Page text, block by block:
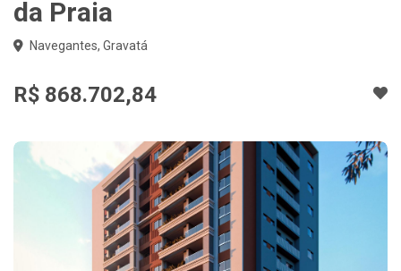
da Praia
Navegantes, Gravatá
R$ 868.702,84